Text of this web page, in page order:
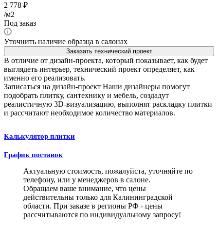
2 778 ₽
/м2
Под заказ
Уточнить наличие образца в салонах
Заказать технический проект
В отличие от дизайн-проекта, который показывает, как будет
выглядеть интерьер, технический проект определяет, как
именно его реализовать.
Записаться на дизайн-проект Наши дизайнеры помогут
подобрать плитку, сантехнику и мебель, создадут
реалистичную 3D-визуализацию, выполнят раскладку плитки
и рассчитают необходимое количество материалов.
Калькулятор плитки
График поставок
Актуальную стоимость, пожалуйста, уточняйте по
телефону, или у менеджеров в салоне.
Обращаем ваше внимание, что цены
действительны только для Калининградской
области. При заказе в регионы РФ - цены
рассчитываются по индивидуальному запросу!